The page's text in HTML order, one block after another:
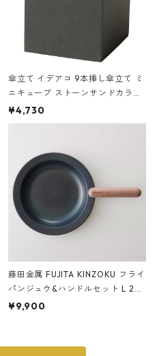
傘立て イデアコ 9本挿し傘立て ミ
ニキューブ ストーンサンドカラー
石調 ideaco Umbrella Stand CUB
E ストーンサンドブラック
¥4,730
藤田金属 FUJITA KINZOKU フライ
パンジュウ&ハンドルセット L 24c
m ガス火・IH対応 鉄フライパン
¥9,900